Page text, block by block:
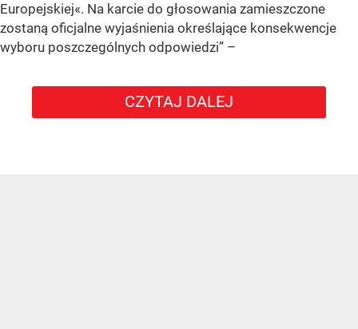
Europejskiej«. Na karcie do głosowania zamieszczone
zostaną oficjalne wyjaśnienia określające konsekwencje
wyboru poszczególnych odpowiedzi” –
CZYTAJ DALEJ